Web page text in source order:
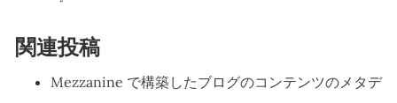
関連投稿
Mezzanine で構築したブログのコンテンツのメタデ